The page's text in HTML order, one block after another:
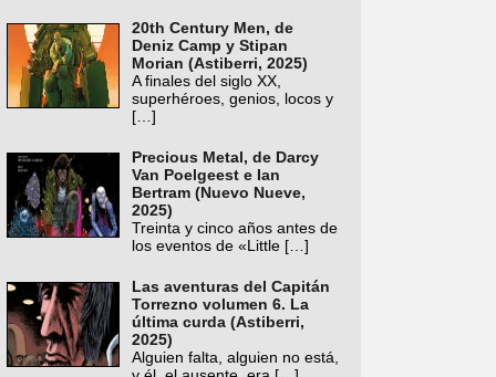
20th Century Men, de
Deniz Camp y Stipan
Morian (Astiberri, 2025)
A finales del siglo XX,
superhéroes, genios, locos y
[…]
Precious Metal, de Darcy
Van Poelgeest e Ian
Bertram (Nuevo Nueve,
2025)
Treinta y cinco años antes de
los eventos de «Little […]
Las aventuras del Capitán
Torrezno volumen 6. La
última curda (Astiberri,
2025)
Alguien falta, alguien no está,